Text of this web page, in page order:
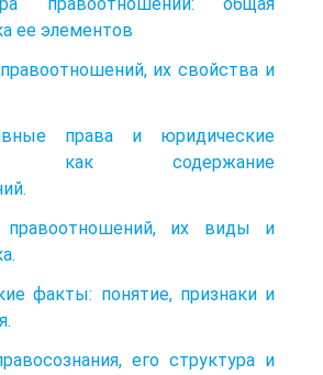
ее элементов
их свойства и
права и юридические
как содержание
их виды и
факты: понятие, признаки и
его структура и